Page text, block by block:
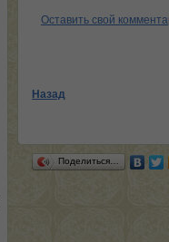
Оставить свой
Назад
Поделиться…